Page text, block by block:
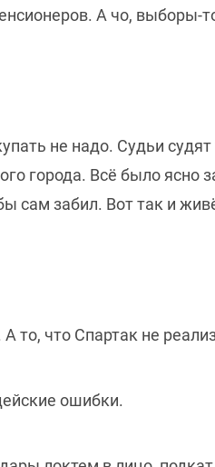
А чо, выборы-
не надо. Судьи
города. Всё было ясно
сам забил. Вот так и
то, что Спартак не
ошибки.